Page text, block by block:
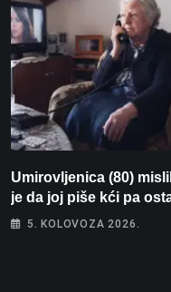
Umirovljenica (80)
je da joj piše kći pa
bez 1000 eura
5. KOLOVOZA 2026.